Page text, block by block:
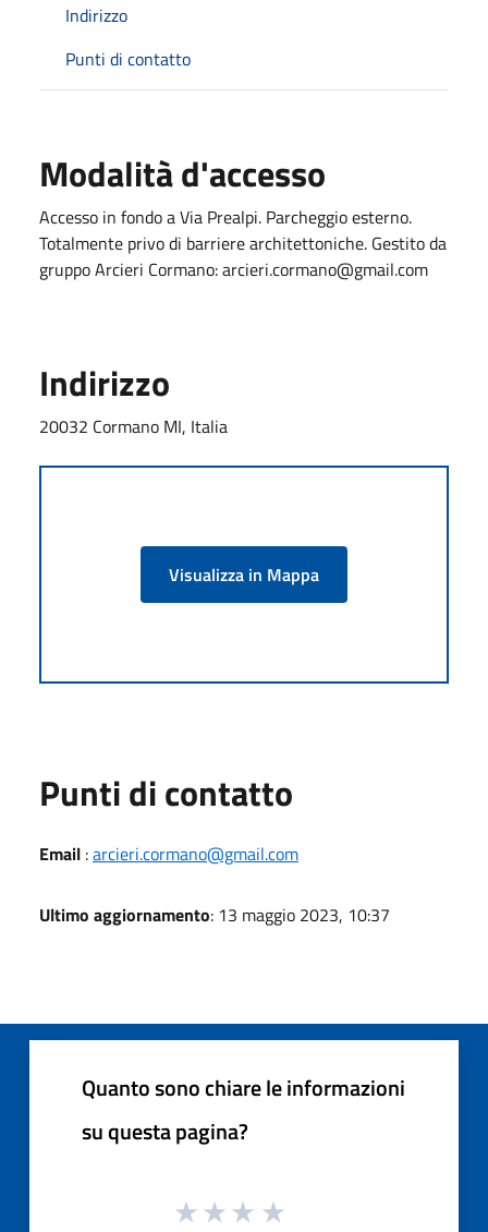
Indirizzo
Punti di contatto
Modalità d'accesso
Accesso in fondo a Via Prealpi. Parcheggio esterno.
Totalmente privo di barriere architettoniche. Gestito da
gruppo Arcieri Cormano: arcieri.cormano@gmail.com
Indirizzo
20032 Cormano MI, Italia
Visualizza in Mappa
Punti di contatto
Email :arcieri.cormano@gmail.com
Ultimo aggiornamento: 13 maggio 2023, 10:37
Quanto sono chiare le informazioni
su questa pagina?